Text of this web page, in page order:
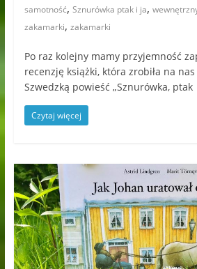
samotność, Sznurówka ptak i ja,
zakamarki, zakamarki
Po raz kolejny mamy przyjemność
recenzję książki, która zrobiła na
Szwedzką powieść „Sznurówka, ptak
Czytaj więcej